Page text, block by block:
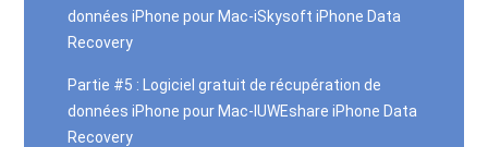
données iPhone pour Mac-iSkysoft iPhone Data
Recovery
Partie #5 : Logiciel gratuit de récupération de
données iPhone pour Mac-IUWEshare iPhone Data
Recovery